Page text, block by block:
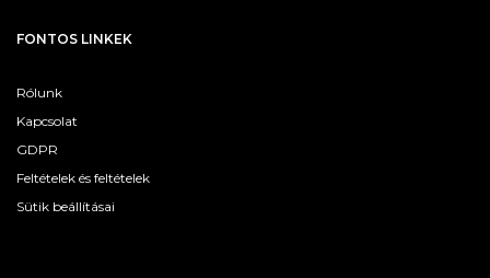
FONTOS LINKEK
Rólunk
Kapcsolat
GDPR
Feltételek és feltételek
Sütik beállításai